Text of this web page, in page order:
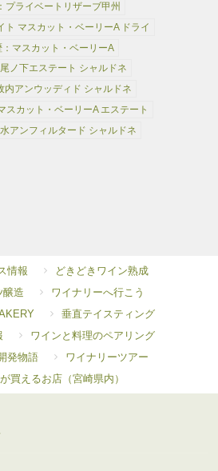
プライベートリザーブ甲州
ト マスカット・ベーリーA ドライ
：マスカット・ベーリーA
ノ下エステート シャルドネ
内アンウッディド シャルドネ
スカット・ベーリーA エステート
アンフィルタード シャルドネ
情報
どきどきワイン熟成
醸造
ワイナリーへ行こう
垂直テイスティング
ワインと料理のペアリング
発物語
ワイナリーツアー
買えるお店（宮崎県内）